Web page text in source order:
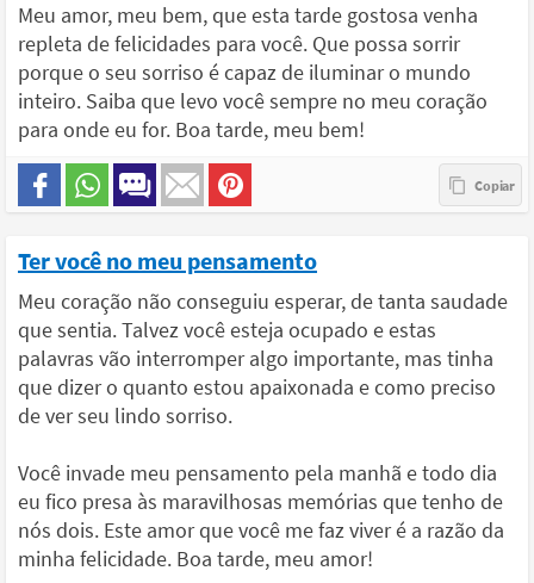
Meu amor, meu bem, que esta tarde gostosa venha
repleta de felicidades para você. Que possa sorrir
porque o seu sorriso é capaz de iluminar o mundo
inteiro. Saiba que levo você sempre no meu coração
para onde eu for. Boa tarde, meu bem!
Ter você no meu pensamento
Meu coração não conseguiu esperar, de tanta saudade
que sentia. Talvez você esteja ocupado e estas
palavras vão interromper algo importante, mas tinha
que dizer o quanto estou apaixonada e como preciso
de ver seu lindo sorriso.
Você invade meu pensamento pela manhã e todo dia
eu fico presa às maravilhosas memórias que tenho de
nós dois. Este amor que você me faz viver é a razão da
minha felicidade. Boa tarde, meu amor!